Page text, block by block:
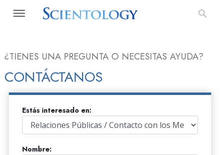
¿TIENES UNA PREGUNTA O NECESITAS AYUDA?
CONTÁCTANOS
Estás interesado en:
Nombre: